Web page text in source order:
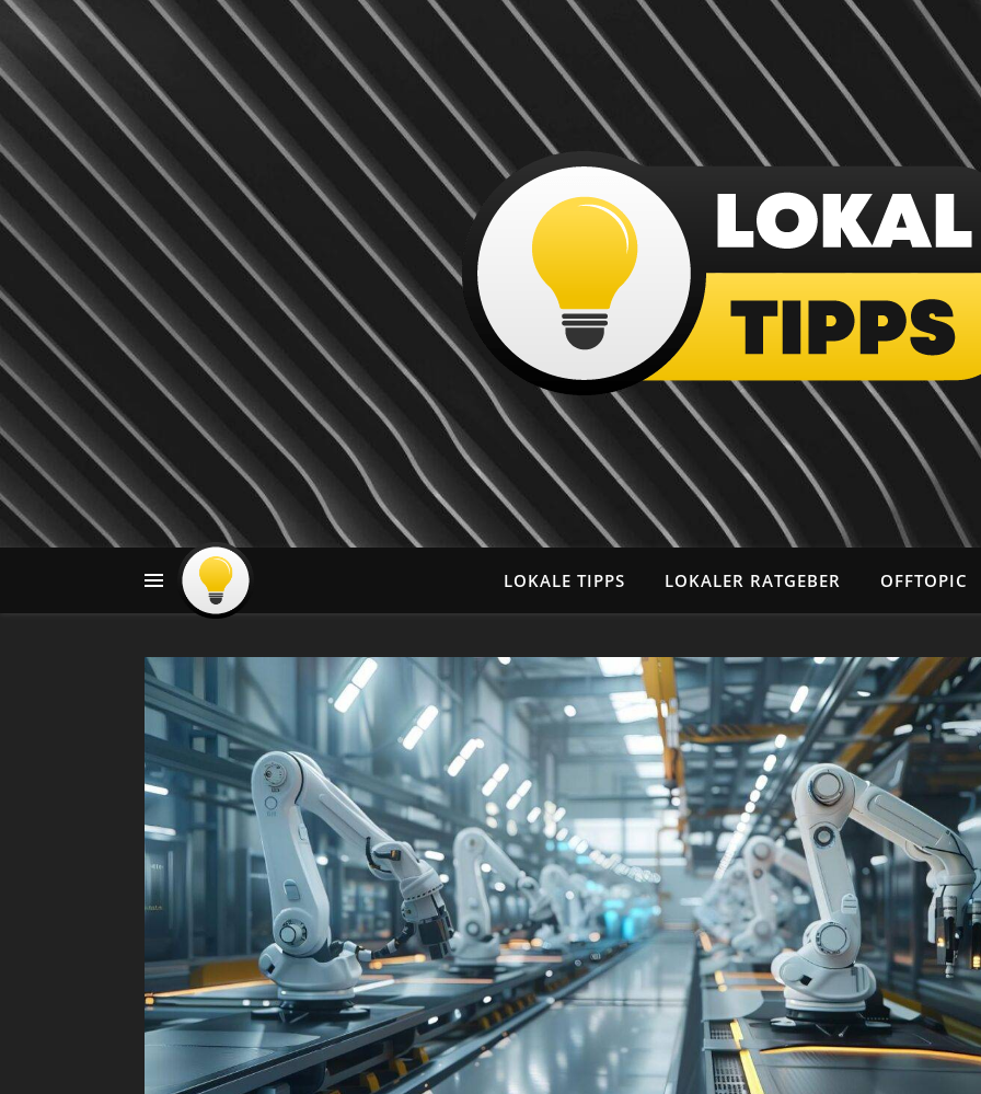
LOKALE TIPPS LOKALER RATGEBER OFFTOPIC